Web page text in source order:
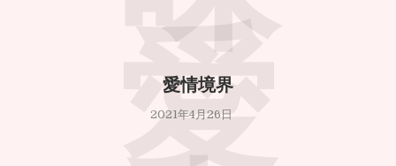
愛情境界
2021年4月26日
愛